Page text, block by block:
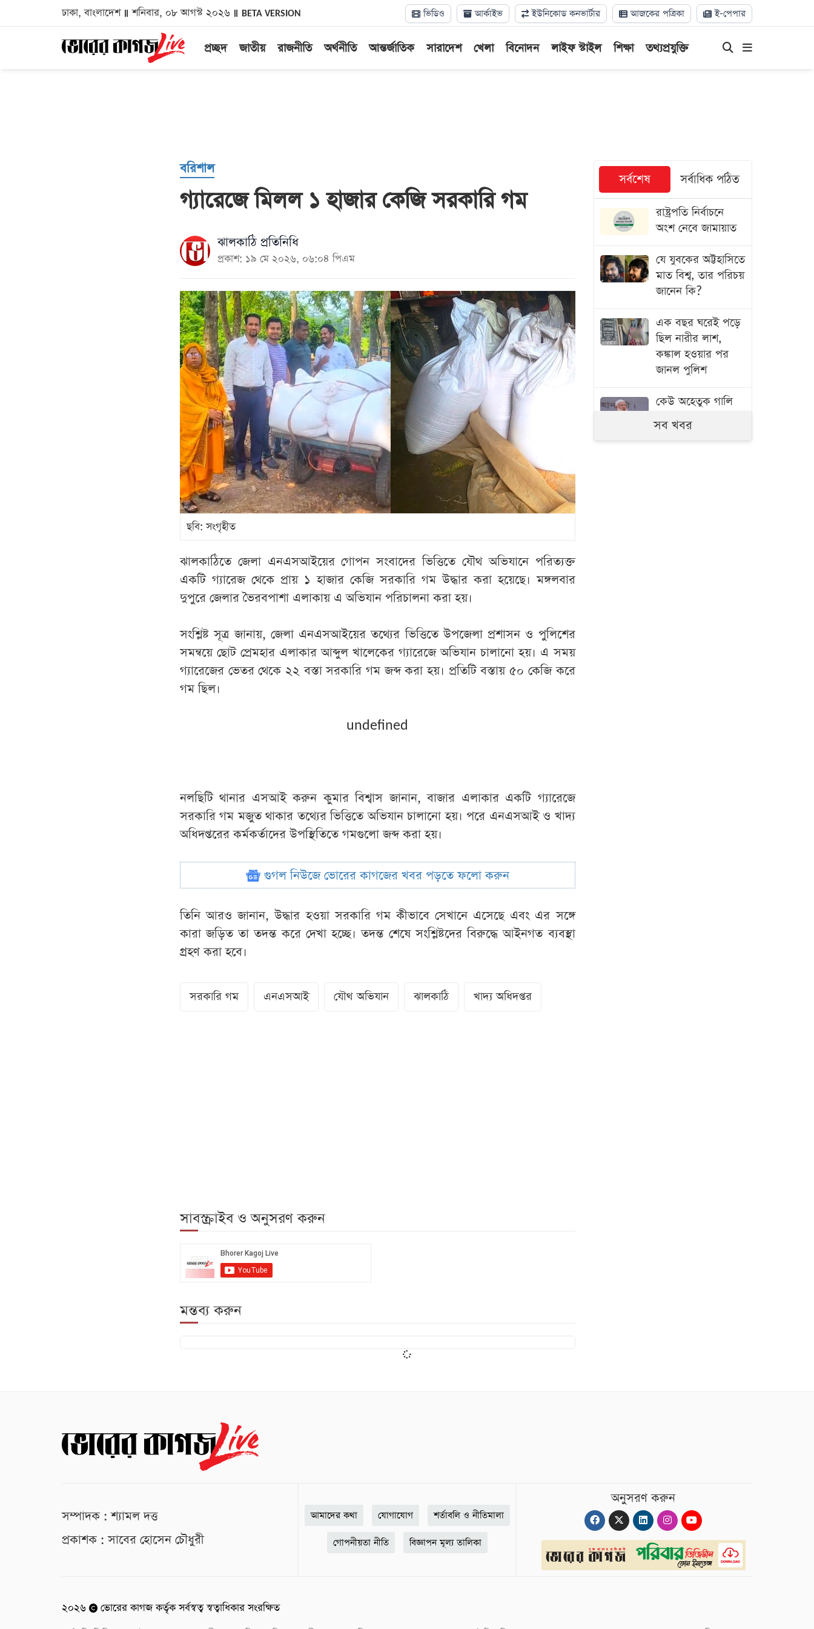
ঢাকা, বাংলাদেশ শনিবার, ০৮ আগস্ট ২০২৬ BETA VERSION ভিডিও আর্কাইভ ইউনিকোড কনভার্টার আজকের পত্রিকা ই-পেপার
প্রচ্ছদ জাতীয় রাজনীতি অর্থনীতি আন্তর্জাতিক সারাদেশ খেলা বিনোদন লাইফ স্টাইল শিক্ষা তথ্যপ্রযুক্তি
বরিশাল
গ্যারেজে মিলল ১ হাজার কেজি সরকারি গম
ঝালকাঠি প্রতিনিধি
প্রকাশ: ১৯ মে ২০২৬, ০৬:০৪ পিএম
ছবি: সংগৃহীত
ঝালকাঠিতে জেলা এনএসআইয়ের গোপন সংবাদের ভিত্তিতে যৌথ অভিযানে পরিত্যক্ত
একটি গ্যারেজ থেকে প্রায় ১ হাজার কেজি সরকারি গম উদ্ধার করা হয়েছে। মঙ্গলবার
দুপুরে জেলার ভৈরবপাশা এলাকায় এ অভিযান পরিচালনা করা হয়।
সংশ্লিষ্ট সূত্র জানায়, জেলা এনএসআইয়ের তথ্যের ভিত্তিতে উপজেলা প্রশাসন ও পুলিশের
সমন্বয়ে ছোট প্রেমহার এলাকার আব্দুল খালেকের গ্যারেজে অভিযান চালানো হয়। এ সময়
গ্যারেজের ভেতর থেকে ২২ বস্তা সরকারি গম জব্দ করা হয়। প্রতিটি বস্তায় ৫০ কেজি করে
গম ছিল।
undefined
নলছিটি থানার এসআই করুন কুমার বিশ্বাস জানান, বাজার এলাকার একটি গ্যারেজে
সরকারি গম মজুত থাকার তথ্যের ভিত্তিতে অভিযান চালানো হয়। পরে এনএসআই ও খাদ্য
অধিদপ্তরের কর্মকর্তাদের উপস্থিতিতে গমগুলো জব্দ করা হয়।
গুগল নিউজে ভোরের কাগজের খবর পড়তে ফলো করুন
তিনি আরও জানান, উদ্ধার হওয়া সরকারি গম কীভাবে সেখানে এসেছে এবং এর সঙ্গে
কারা জড়িত তা তদন্ত করে দেখা হচ্ছে। তদন্ত শেষে সংশ্লিষ্টদের বিরুদ্ধে আইনগত ব্যবস্থা
গ্রহণ করা হবে।
সরকারি গম এনএসআই যৌথ অভিযান ঝালকাঠি খাদ্য অধিদপ্তর
সাবস্ক্রাইব ও অনুসরণ করুন
মন্তব্য করুন
সর্বশেষ সর্বাধিক পঠিত
রাষ্ট্রপতি নির্বাচনে
অংশ নেবে জামায়াত
যে যুবকের অট্টহাসিতে
মাত বিশ্ব, তার পরিচয়
জানেন কি?
এক বছর ঘরেই পড়ে
ছিল নারীর লাশ,
কঙ্কাল হওয়ার পর
জানল পুলিশ
কেউ অহেতুক গালি
দিলে আমার কিছু
গুনাহ মাফ হবে:
সব খবর
সম্পাদক : শ্যামল দত্ত
প্রকাশক : সাবের হোসেন চৌধুরী
আমাদের কথা যোগাযোগ শর্তাবলি ও নীতিমালা
গোপনীয়তা নীতি বিজ্ঞাপন মূল্য তালিকা
অনুসরণ করুন
২০২৬
ভোরের কাগজ কর্তৃক সর্বস্বত্ব স্বত্বাধিকার সংরক্ষিত